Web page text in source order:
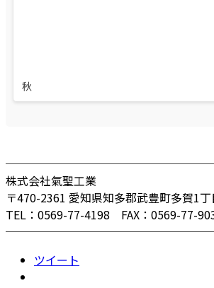
秋
株式会社氣聖工業
〒470-2361 愛知県知多郡武豊町多賀1
TEL：0569-77-4198 FAX：0569-77-
ツイート